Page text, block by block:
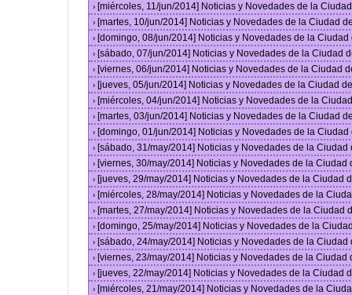
› [miércoles, 11/jun/2014] Noticias y Novedades de la
› [martes, 10/jun/2014] Noticias y Novedades de la Ciudad
› [domingo, 08/jun/2014] Noticias y Novedades de la
› [sábado, 07/jun/2014] Noticias y Novedades de la Ciudad
› [viernes, 06/jun/2014] Noticias y Novedades de la Ciudad
› [jueves, 05/jun/2014] Noticias y Novedades de la Ciudad
› [miércoles, 04/jun/2014] Noticias y Novedades de la
› [martes, 03/jun/2014] Noticias y Novedades de la Ciudad
› [domingo, 01/jun/2014] Noticias y Novedades de la
› [sábado, 31/may/2014] Noticias y Novedades de la
› [viernes, 30/may/2014] Noticias y Novedades de la
› [jueves, 29/may/2014] Noticias y Novedades de la Ciudad
› [miércoles, 28/may/2014] Noticias y Novedades de la
› [martes, 27/may/2014] Noticias y Novedades de la Ciudad
› [domingo, 25/may/2014] Noticias y Novedades de la
› [sábado, 24/may/2014] Noticias y Novedades de la
› [viernes, 23/may/2014] Noticias y Novedades de la
› [jueves, 22/may/2014] Noticias y Novedades de la Ciudad
› [miércoles, 21/may/2014] Noticias y Novedades de la